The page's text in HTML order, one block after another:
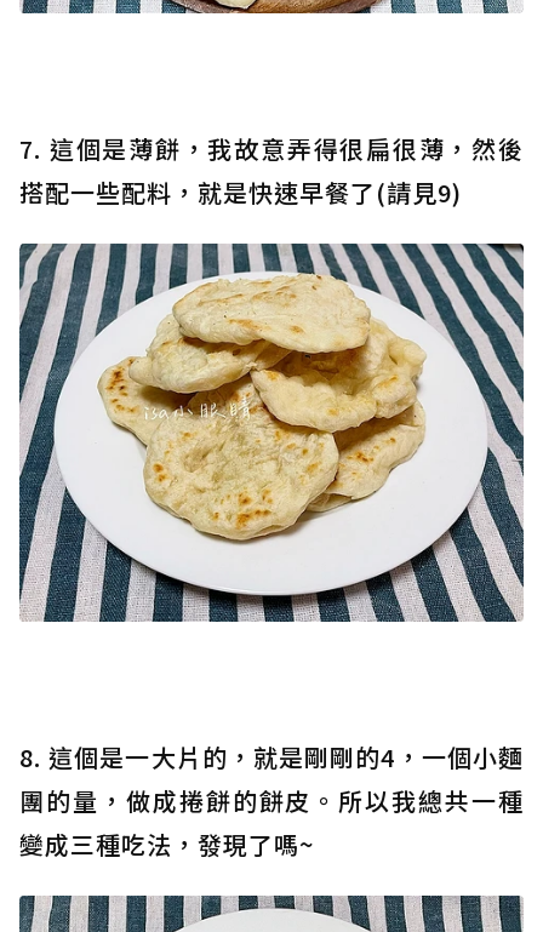
7. 這個是薄餅，我故意弄得很扁很薄，然後
搭配一些配料，就是快速早餐了(請見9)
8. 這個是一大片的，就是剛剛的4，一個小麵
團的量，做成捲餅的餅皮。所以我總共一種
變成三種吃法，發現了嗎~